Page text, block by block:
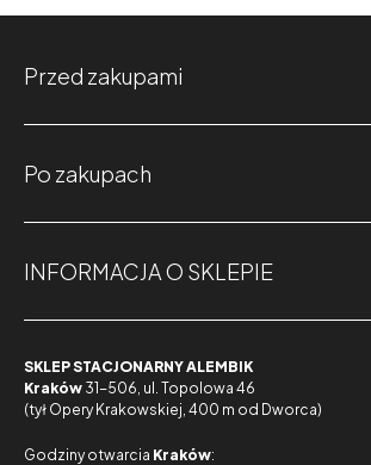
Przed zakupami
Po zakupach
INFORMACJA O SKLEPIE
SKLEP STACJONARNY ALEMBIK
Kraków 31-506, ul. Topolowa 46
(tył Opery Krakowskiej, 400 m od Dworca)
Godziny otwarcia Kraków: